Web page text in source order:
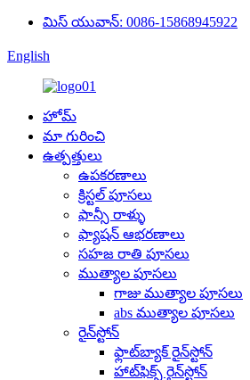
మిస్ యువాన్: 0086-15868945922
English
హోమ్
మా గురించి
ఉత్పత్తులు
ఉపకరణాలు
క్రిస్టల్ పూసలు
ఫాన్సీ రాళ్ళు
ఫ్యాషన్ ఆభరణాలు
సహజ రాతి పూసలు
ముత్యాల పూసలు
గాజు ముత్యాల పూసలు
abs ముత్యాల పూసలు
రైన్‌స్టోన్
ఫ్లాట్‌బ్యాక్ రైన్‌స్టోన్
హాట్‌ఫిక్స్ రైన్‌స్టోన్